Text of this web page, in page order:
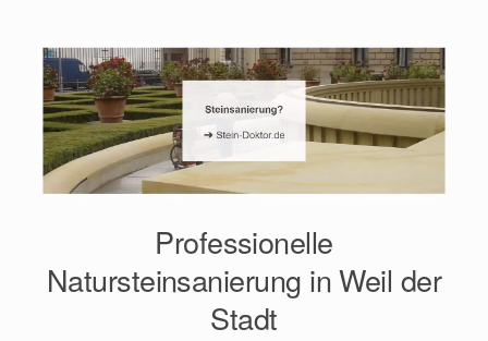
Professionelle
Natursteinsanierung in Weil der
Stadt